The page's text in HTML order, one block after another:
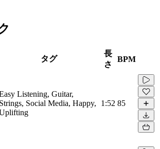
タグ
長
さ
BPM
Listening, Guitar,
Strings, Social Media, Happy,
1:52 85